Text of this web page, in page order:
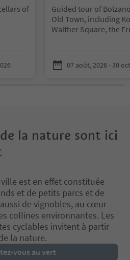
of
under
Guided tour of
Old Town, including
Walther Square, the
clock-museum. After
participants may
When: every Friday
Languages: english &
Participants: max. 25
Price: €10 adults; free
Bolzano Bozen Card
Bolzano Bozen Card
for children under 14
museum ticket
Registration:
07 août, 2026 - 30
la nature sont ici
est en effet constituée
et de petits parcs et de
de vignobles, au cœur
collines environnantes. Les
cyclables invitent à partir
la nature.
vous au vert